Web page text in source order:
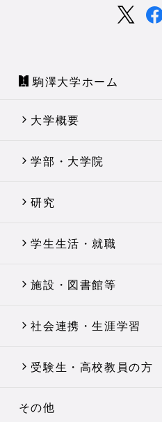
駒澤大学ホーム
大学概要
学部・大学院
研究
学生生活・就職
施設・図書館等
社会連携・生涯学習
受験生・高校教員の方
その他